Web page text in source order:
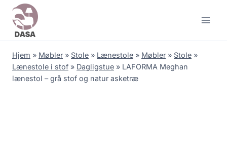
Skip
content
Hjem » Møbler » Stole » Lænestole » Møbler » Stole »
Lænestole i stof » Dagligstue » LAFORMA Meghan
lænestol – grå stof og natur asketræ